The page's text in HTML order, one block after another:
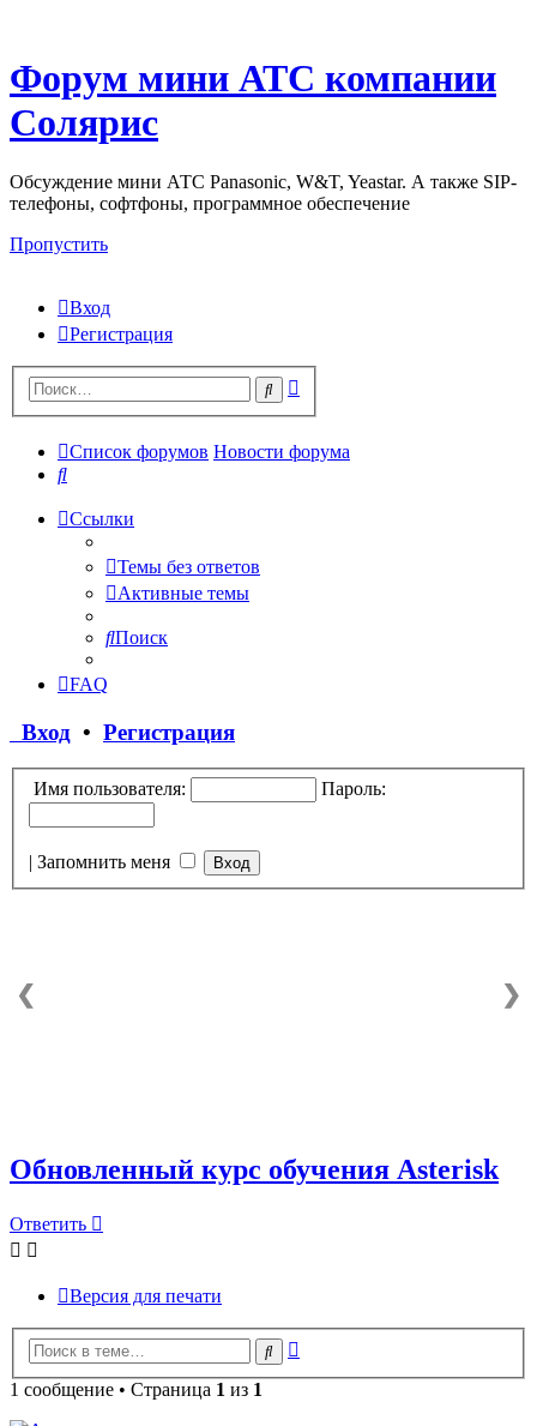
Форум мини АТС компании
Солярис
Обсуждение мини АТС Panasonic, W&T, Yeastar. А также SIP-
телефоны, софтфоны, программное обеспечение
Пропустить
Вход
Регистрация
Поиск
Список форумов Новости форума
Поиск
Ссылки
Темы без ответов
Активные темы
Поиск
FAQ
Вход • Регистрация
Имя пользователя: Пароль:
| Запомнить меня
❮ ❯
Обновленный курс обучения Asterisk
Ответить
Версия для печати
Поиск
1 сообщение • Страница 1 из 1